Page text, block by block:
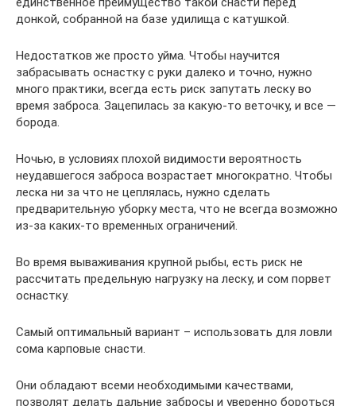
донкой, собранной на базе удилища с катушкой.
Недостатков же просто уйма. Чтобы научится
забрасывать оснастку с руки далеко и точно, нужно
много практики, всегда есть риск запутать леску во
время заброса. Зацепилась за какую-то веточку, и все —
борода.
Ночью, в условиях плохой видимости вероятность
неудавшегося заброса возрастает многократно. Чтобы
леска ни за что не цеплялась, нужно сделать
предварительную уборку места, что не всегда возможно
из-за каких-то временных ограничений.
Во время вываживания крупной рыбы, есть риск не
рассчитать предельную нагрузку на леску, и сом порвет
оснастку.
Самый оптимальный вариант – использовать для ловли
сома карповые снасти.
Они обладают всеми необходимыми качествами,
позволят делать дальние забросы и уверенно бороться